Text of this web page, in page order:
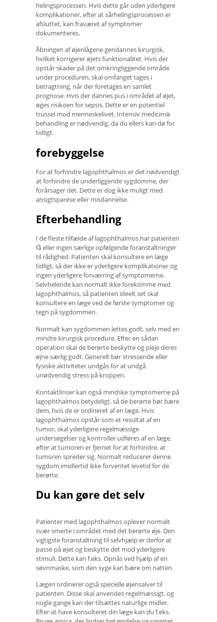
helingsprocessen. Hvis dette går uden yderligere
komplikationer, efter at sårhelingsprocessen er
afsluttet, kan fraværet af symptomer
dokumenteres.
Åbningen af ​​øjenlågene gendannes kirurgisk,
hvilket korrigerer øjets funktionalitet. Hvis der
opstår skader på det omkringliggende område
under proceduren, skal omfanget tages i
betragtning, når der foretages en samlet
prognose. Hvis der dannes pus i området af øjet,
øges risikoen for sepsis. Dette er en potentiel
trussel mod menneskelivet. Intensiv medicinsk
behandling er nødvendig, da du ellers kan dø for
tidligt.
forebyggelse
For at forhindre lagophthalmos er det nødvendigt
at forhindre de underliggende sygdomme, der
forårsager det. Dette er dog ikke muligt med
ansigtsparese eller misdannelse.
Efterbehandling
I de fleste tilfælde af lagophthalmos har patienten
få eller ingen særlige opfølgende foranstaltninger
til rådighed. Patienten skal konsultere en læge
tidligt, så der ikke er yderligere komplikationer og
ingen yderligere forværring af symptomerne.
Selvhelende kan normalt ikke forekomme med
lagophthalmos, så patienten ideelt set skal
konsultere en læge ved de første symptomer og
tegn på sygdommen.
Normalt kan sygdommen lettes godt, selv med en
mindre kirurgisk procedure. Efter en sådan
operation skal de berørte beskytte og pleje deres
øjne særlig godt. Generelt bør stressende eller
fysiske aktiviteter undgås for at undgå
unødvendig stress på kroppen.
Kontaktlinser kan også mindske symptomerne på
lagophthalmos betydeligt, så de berørte bør bære
dem, hvis de er ordineret af en læge. Hvis
lagophthalmos opstår som et resultat af en
tumor, skal yderligere regelmæssige
undersøgelser og kontroller udføres af en læge,
efter at tumoren er fjernet for at forhindre, at
tumoren spreder sig. Normalt reducerer denne
sygdom imidlertid ikke forventet levetid for de
berørte.
Du kan gøre det selv
Patienter med lagophthalmos oplever normalt
svær smerte i området med det berørte øje. Den
vigtigste foranstaltning til selvhjælp er derfor at
passe på øjet og beskytte det mod yderligere
stimuli. Dette kan f.eks. Opnås ved hjælp af en
søvnmaske, som den syge kan bære om natten.
Lægen ordinerer også specielle øjensalver til
patienten. Disse skal anvendes regelmæssigt, og
nogle gange kan der tilsættes naturlige midler.
Efter at have konsulteret din læge kan du f.eks.